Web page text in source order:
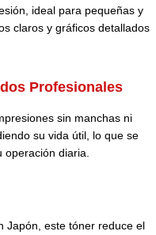
ideal para pequeñas y
claros y gráficos detallados
Profesionales
sin manchas ni
su vida útil, lo que se
diaria.
Japón, este tóner reduce el